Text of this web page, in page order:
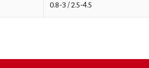
0.8-3 / 2.5-4.5